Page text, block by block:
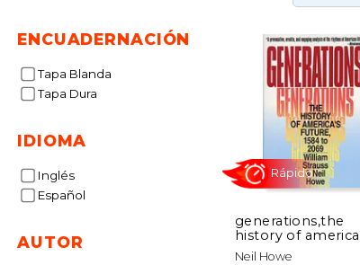
ENCUADERNACIÓN
Tapa Blanda
Tapa Dura
IDIOMA
Inglés
Español
AUTOR
generations,the
history of
future, 1584 to
Neil Howe